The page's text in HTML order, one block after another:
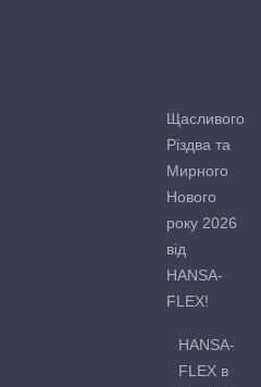
Щасливого
Різдва та
Мирного
Нового
року 2026
від
HANSA-
FLEX!
HANSA-
FLEX в